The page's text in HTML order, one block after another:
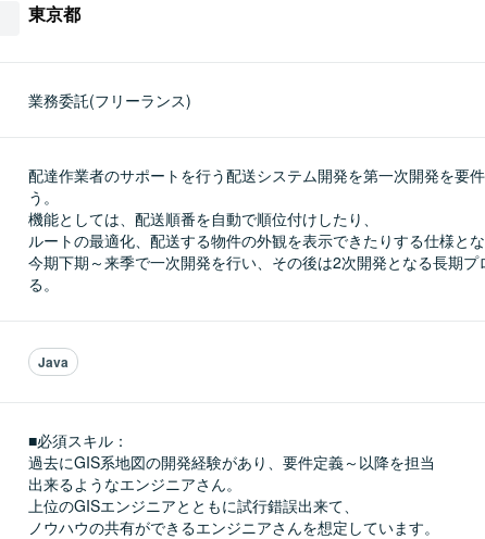
東京都
業務委託(フリーランス)
配達作業者のサポートを行う配送システム開発を第一次開発を要
う。
機能としては、配送順番を自動で順位付けしたり、
ルートの最適化、配送する物件の外観を表示できたりする仕様と
今期下期～来季で一次開発を行い、その後は2次開発となる長期プ
る。
Java
■必須スキル：
過去にGIS系地図の開発経験があり、要件定義～以降を担当
出来るようなエンジニアさん。
上位のGISエンジニアとともに試行錯誤出来て、
ノウハウの共有ができるエンジニアさんを想定しています。